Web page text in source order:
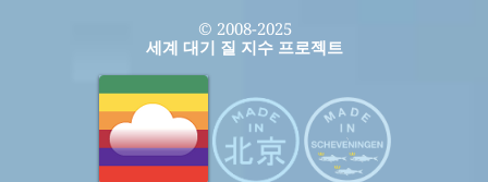
© 2008-2025
세계 대기 질 지수 프로젝트